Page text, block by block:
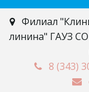
Филиал
линина" ГАУЗ
8 (343)